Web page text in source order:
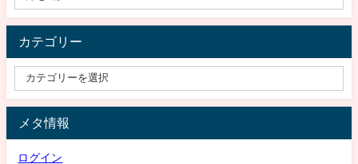
カテゴリー
メタ情報
ログイン